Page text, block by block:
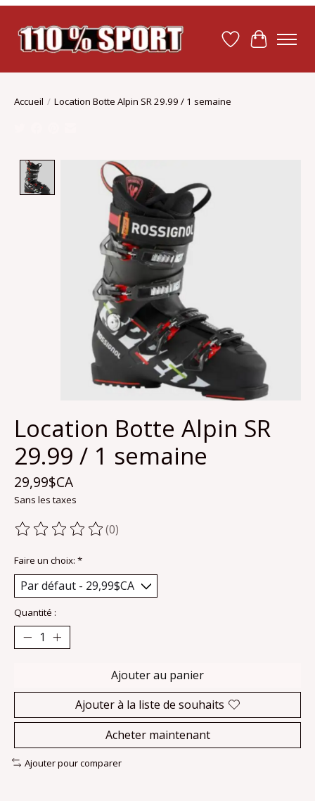
Liste dePanier
Accueil / Location Botte Alpin SR 29.99 / 1 semaine
Product image slideshow Items
Location Botte Alpin SR
29.99 / 1 semaine
29,99$CA
Sans les taxes
Ce produit est évalué à
(0)
Faire un choix: *
Quantité :
Ajouter au panier
Ajouter à la liste de souhaits
Acheter maintenant
Ajouter pour comparer